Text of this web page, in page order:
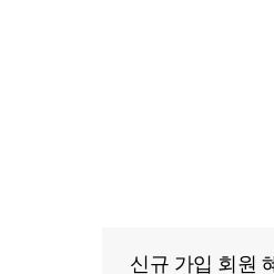
신규 가입 회원